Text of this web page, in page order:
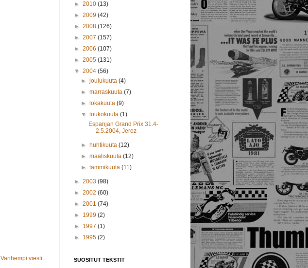
Vanhempi viesti
► 2010 (13)
► 2009 (42)
► 2008 (126)
► 2007 (157)
► 2006 (107)
► 2005 (131)
▼ 2004 (56)
►joulukuuta(4)
►marraskuuta(7)
►
lokakuuta(9)
▼toukokuuta(1)
Espanjan Grand Prix 31.4-
2.5.2004, Jerez
► huhtikuuta(12)
►maaliskuuta(12)
►tammikuuta(11)
► 2003 (98)
► 2002 (60)
► 2001 (74)
► 1999 (2)
► 1997 (1)
► 1995 (2)
SUOSITUT TEKSTIT